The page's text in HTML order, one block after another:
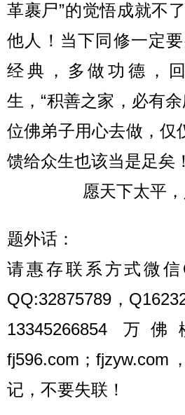
革裹尸”的觉悟成就不
他人！当下同修一定
经典，多做功德，
生，“积善之家，必有
位佛弟子用心去做，仅
馈给众生也该当是足矣！
愿天下太平，人
题外话：
请惠存联系方式微信
QQ:32875789，
13345266854 万
fj596.com；
记，不要失联！